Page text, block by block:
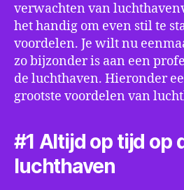
verwachten van
het handig om even stil te
voordelen. Je wilt nu
zo bijzonder is aan een
de luchthaven. Hieronder
grootste voordelen van
#1 Altijd op tijd op
luchthaven